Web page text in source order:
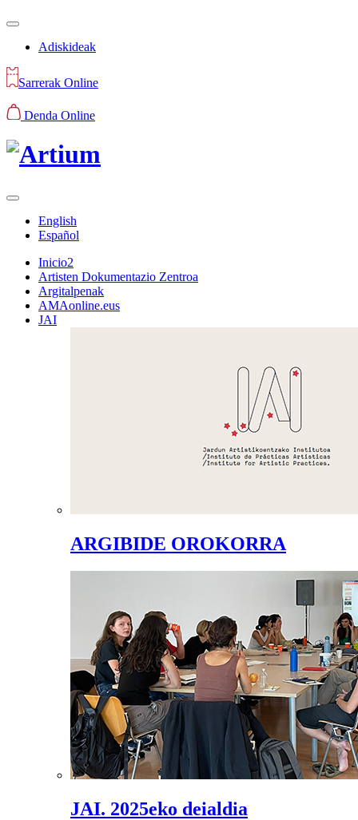
Adiskideak
Sarrerak Online
Denda Online
English
Español
Inicio2
Artisten Dokumentazio Zentroa
Argitalpenak
AMAonline.eus
JAI
ARGIBIDE OROKORRA
JAI. 2025eko deialdia